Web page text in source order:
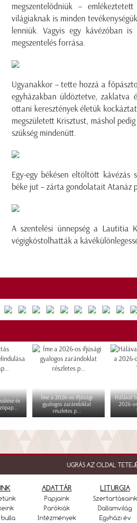
megszentelődniük –
világiaknak is minden
lenniük. Vagyis egy kávézóban
megszentelés forrása.
Ugyanakkor – tette hozzá a
egyházakban üldöztetve, zaklatva
ottani keresztények életük
megszületett Krisztust, máshol
szükség mindenütt.
Egy-egy békésen eltöltött kávézás
béke jut – zárta gondolatait Atanáz
A szentelési ünnepség a Lautitia
végigkóstolhatták a
és
Íme a 2026-os ifjúsági
gyalogos zarándoklat
részletes p...
Hálával
2026-
UGRÁS AZ OLDAL
ADATTÁR
Papjaink
Parókiák
Intézmények
LITURGIA
Szertartásaink
Dallamvilág
Egyházi év